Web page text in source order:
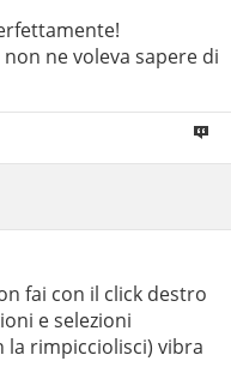
ne voleva sapere di
fai con il click destro
e selezioni
la rimpicciolisci) vibra